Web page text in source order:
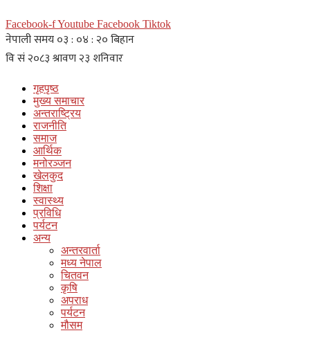
Facebook-fYoutube Facebook Tiktok
गृहपृष्ठ
मुख्य समाचार
अन्तराष्ट्रिय
राजनीति
समाज
आर्थिक
मनोरञ्जन
खेलकुद
शिक्षा
स्वास्थ्य
प्रविधि
पर्यटन
अन्य
अन्तरवार्ता
मध्य नेपाल
चितवन
कृषि
अपराध
पर्यटन
मौसम